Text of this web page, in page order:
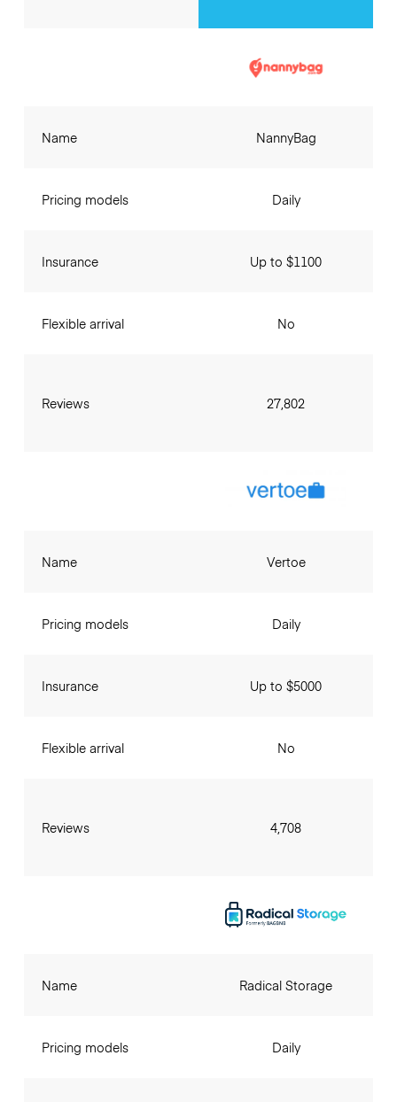
Name
Pricing models
Insurance
Flexible arrival
Reviews
NannyBag
Daily
Up to $1100
No
27,802
Name
Pricing models
Insurance
Flexible arrival
Reviews
Vertoe
Daily
Up to $5000
No
4,708
Name
Pricing models
Radical Storage
Daily